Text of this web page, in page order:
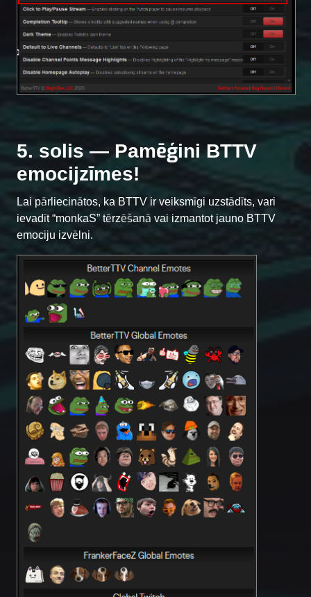
5. solis — Pamēģini BTTV
emocijzīmes!
Lai pārliecinātos, ka BTTV ir veiksmīgi uzstādīts, vari
ievadīt “monkaS” tērzēšanā vai izmantot jauno BTTV
emociju izvēlni.